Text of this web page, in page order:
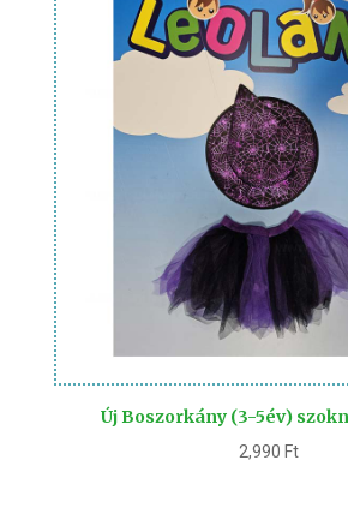
Új Boszorkány (3-5év)
2,990 Ft